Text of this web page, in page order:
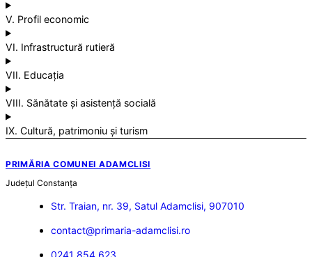
V. Profil economic
VI. Infrastructură rutieră
VII. Educația
VIII. Sănătate și asistență socială
IX. Cultură, patrimoniu și turism
PRIMĂRIA COMUNEI ADAMCLISI
Județul Constanța
Str. Traian, nr. 39, Satul Adamclisi, 907010
contact@primaria-adamclisi.ro
0241 854 623